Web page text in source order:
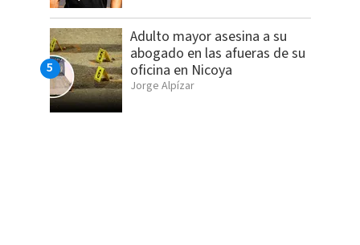
Adulto mayor asesina a su
abogado en las afueras de su
oficina en Nicoya
Jorge Alpízar